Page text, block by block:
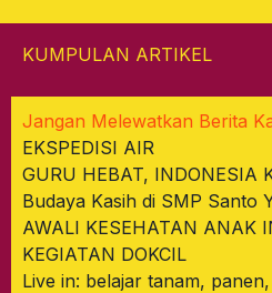
KUMPULAN ARTIKEL
Jangan Melewatkan Berita
EKSPEDISI AIR
GURU HEBAT, INDONESIA
Budaya Kasih di SMP Santo
AWALI KESEHATAN ANAK
KEGIATAN DOKCIL
Live in: belajar tanam,